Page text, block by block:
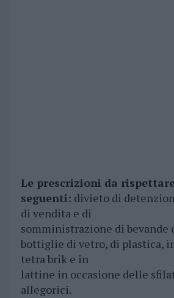
Le prescrizioni da
seguenti: divieto di
di vendita e di
somministrazione di bevande
bottiglie di vetro, di plastica,
tetra brik e in
lattine in occasione delle
allegorici.